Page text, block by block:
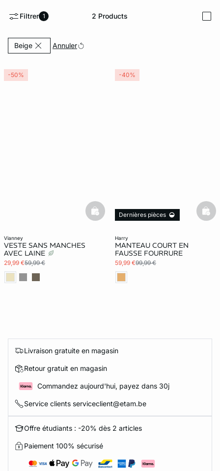
Filtrer 1 2 Products
BeigeCurrently Refined by Couleurs: Beige
Annuler
vianney
VESTE SANS MANCHES
AVEC LAINE
29,99 €59,99 €
basketfull
-50%
harry
MANTEAU COURT EN
FAUSSE FOURRURE
59,99 €99,99 €
Dernières pièces
-40%
Livraison gratuite en magasin
Retour gratuit en magasin
Commandez aujourd'hui, payez dans 30j
Service clients serviceclient@etam.be
Offre étudiants : -20% dès 2 articles
Paiement 100% sécurisé